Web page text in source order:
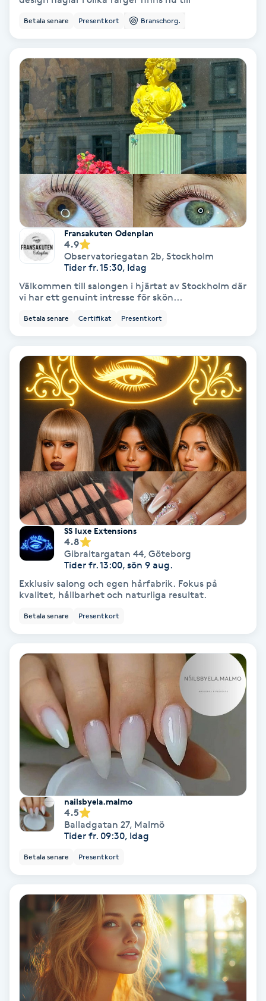
Babylights
Balayage
Bambumassage
Barber
Barnklippning
BIAB
Blowout
Bottenfärg
Brynfärgning
Brynplockning
Bröllopsuppsättning
Celluliter
Coachning
Color correction
Damklippning
Dermapen
Diamantslipning
Enzympeeling
Extensions
Extensions borttagning
Eyeliner-tatuering
Faceliftmassage
Fet hårbotten
Fettreducering
Betala senare Presentkort Branschorg.
Fransakuten Odenplan
4.9
Observatoriegatan 2b, Stockholm
Tider fr. 15:30, Idag
Välkommen till salongen i hjärtat av Stockholm där
vi har ett genuint intresse för skön...
Betala senare Certifikat Presentkort
SS luxe Extensions
4.8
Gibraltargatan 44, Göteborg
Tider fr. 13:00, sön 9 aug.
Exklusiv salong och egen hårfabrik. Fokus på
kvalitet, hållbarhet och naturliga resultat.
Betala senare Presentkort
nailsbyela.malmo
4.5
Balladgatan 27, Malmö
Tider fr. 09:30, Idag
Betala senare Presentkort